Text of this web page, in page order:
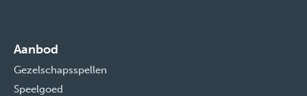
Aanbod
Gezelschapsspellen
Speelgoed